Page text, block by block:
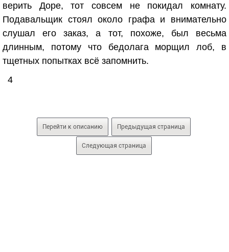
верить Доре, тот совсем не покидал комнату.
Подавальщик стоял около графа и внимательно
слушал его заказ, а тот, похоже, был весьма
длинным, потому что бедолага морщил лоб, в
тщетных попытках всё запомнить.
4
Перейти к описанию Предыдущая страница
Следующая страница